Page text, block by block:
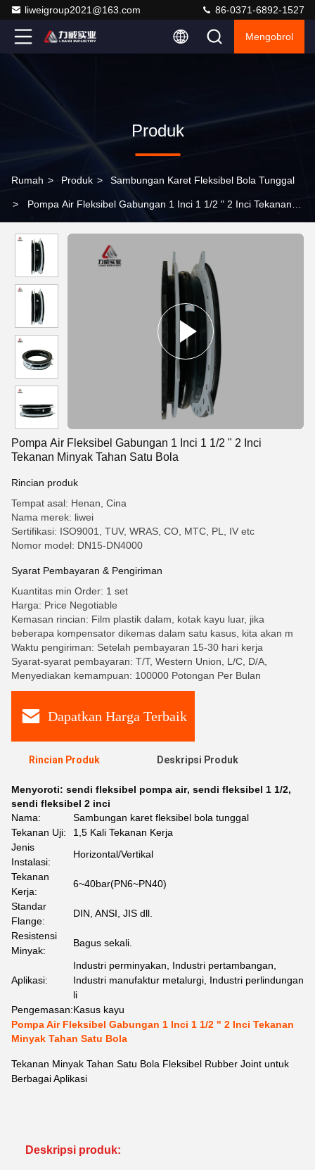
liweigroup2021@163.com 86-0371-6892-1527
Mengobrol
Produk
Rumah > Produk > Sambungan Karet Fleksibel Bola Tunggal
> Pompa Air Fleksibel Gabungan 1 Inci 1 1/2 " 2 Inci Tekanan
Pompa Air Fleksibel Gabungan 1 Inci 1 1/2 " 2 Inci
Tekanan Minyak Tahan Satu Bola
Rincian produk
Tempat asal: Henan, Cina
Nama merek: liwei
Sertifikasi: ISO9001, TUV, WRAS, CO, MTC, PL, IV etc
Nomor model: DN15-DN4000
Syarat Pembayaran & Pengiriman
Kuantitas min Order: 1 set
Harga: Price Negotiable
Kemasan rincian: Film plastik dalam, kotak kayu luar, jika
beberapa kompensator dikemas dalam satu kasus, kita akan m
Waktu pengiriman: Setelah pembayaran 15-30 hari kerja
Syarat-syarat pembayaran: T/T, Western Union, L/C, D/A,
Menyediakan kemampuan: 100000 Potongan Per Bulan
Dapatkan Harga Terbaik
Rincian Produk Deskripsi Produk
Menyoroti: sendi fleksibel pompa air, sendi fleksibel 1 1/2,
sendi fleksibel 2 inci
Nama:
Sambungan karet fleksibel bola tunggal
Tekanan Uji:
1,5 Kali Tekanan Kerja
Jenis
Instalasi:
Horizontal/Vertikal
Tekanan
Kerja:
6~40bar(PN6~PN40)
Standar
Flange:
DIN, ANSI, JIS dll.
Resistensi
Minyak:
Bagus sekali.
Aplikasi:
Industri perminyakan, Industri pertambangan,
Industri manufaktur metalurgi, Industri perlindungan
li
Pengemasan:Kasus kayu
Pompa Air Fleksibel Gabungan 1 Inci 1 1/2 " 2 Inci Tekanan
Minyak Tahan Satu Bola
Tekanan Minyak Tahan Satu Bola Fleksibel Rubber Joint untuk
Berbagai Aplikasi
Deskripsi produk: